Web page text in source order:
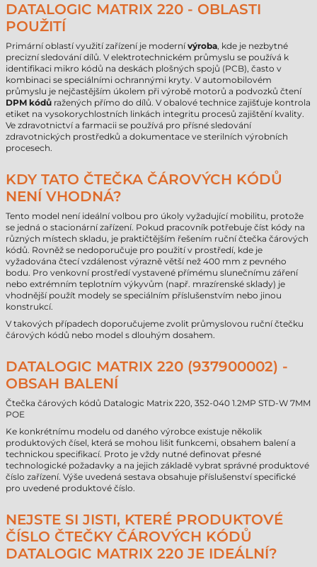
DATALOGIC MATRIX 220 - OBLASTI
POUŽITÍ
Primární oblastí využití zařízení je modernívýroba, kde je nezbytné
precizní sledování dílů. V elektrotechnickém průmyslu se používá k
identifikaci mikro kódů na deskách plošných spojů (PCB), často v
kombinaci se speciálními ochrannými kryty. V automobilovém
průmyslu je nejčastějším úkolem při výrobě motorů a podvozků čtení
DPM kódů ražených přímo do dílů. V obalové technice zajišťuje kontrola
etiket na vysokorychlostních linkách integritu procesů zajištění kvality.
Ve zdravotnictví a farmacii se používá pro přísné sledování
zdravotnických prostředků a dokumentace ve sterilních výrobních
procesech.
KDY TATO ČTEČKA ČÁROVÝCH KÓDŮ
NENÍ VHODNÁ?
Tento model není ideální volbou pro úkoly vyžadující mobilitu, protože
se jedná o stacionární zařízení. Pokud pracovník potřebuje číst kódy na
různých místech skladu, je praktičtějším řešením ruční čtečka čárových
kódů. Rovněž se nedoporučuje pro použití v prostředí, kde je
vyžadována čtecí vzdálenost výrazně větší než 400 mm z pevného
bodu. Pro venkovní prostředí vystavené přímému slunečnímu záření
nebo extrémním teplotním výkyvům (např. mrazírenské sklady) je
vhodnější použít modely se speciálním příslušenstvím nebo jinou
konstrukcí.
V takových případech doporučujeme zvolit průmyslovou ruční čtečku
čárových kódů nebo model s dlouhým dosahem.
DATALOGIC MATRIX 220 (937900002) -
OBSAH BALENÍ
Čtečka čárových kódů Datalogic Matrix 220, 352-040 1.2MP STD-W 7MM
POE
Ke konkrétnímu modelu od daného výrobce existuje několik
produktových čísel, která se mohou lišit funkcemi, obsahem balení a
technickou specifikací. Proto je vždy nutné definovat přesné
technologické požadavky a na jejich základě vybrat správné produktové
číslo zařízení. Výše uvedená sestava obsahuje příslušenství specifické
pro uvedené produktové číslo.
NEJSTE SI JISTI, KTERÉ PRODUKTOVÉ
ČÍSLO ČTEČKY ČÁROVÝCH KÓDŮ
DATALOGIC MATRIX 220 JE IDEÁLNÍ?